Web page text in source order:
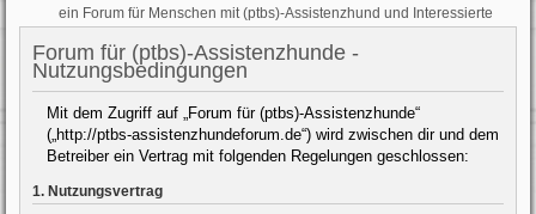
ein Forum für Menschen mit (ptbs)-Assistenzhund und Interessierte
Forum für (ptbs)-Assistenzhunde -
Nutzungsbedingungen
Mit dem Zugriff auf „Forum für (ptbs)-Assistenzhunde“
(„http://ptbs-assistenzhundeforum.de“) wird zwischen dir und dem
Betreiber ein Vertrag mit folgenden Regelungen geschlossen:
1. Nutzungsvertrag